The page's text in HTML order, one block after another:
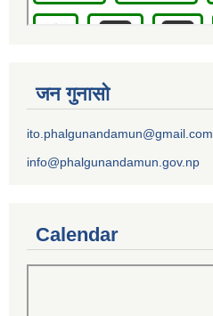
जन गुनासो
ito.phalgunandamun@gmail.com
info@phalgunandamun.gov.np
Calendar